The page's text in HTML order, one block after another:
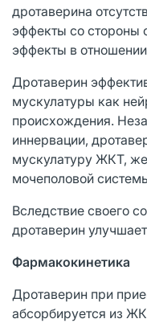
дротаверина
эффекты со стороны
эффекты в
Дротаверин
мускулатуры как
происхождения.
иннервации,
мускулатуру ЖКТ,
мочеполовой
Вследствие своего
дротаверин
Фармакокинетика
Дротаверин при
абсорбируется из